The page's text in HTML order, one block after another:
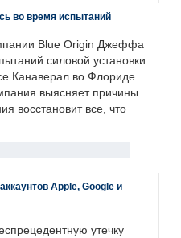
во время испытаний
Blue Origin Джеффа
силовой установки
Канаверал во Флориде.
выясняет причины
восстановит все, что
Apple, Google и
утечку